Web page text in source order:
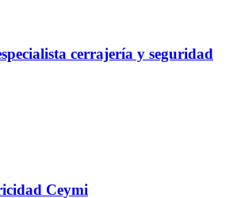
cerrajería y seguridad
Ceymi